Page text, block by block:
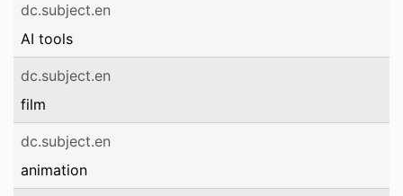
dc.subject.en
AI tools
dc.subject.en
film
dc.subject.en
animation